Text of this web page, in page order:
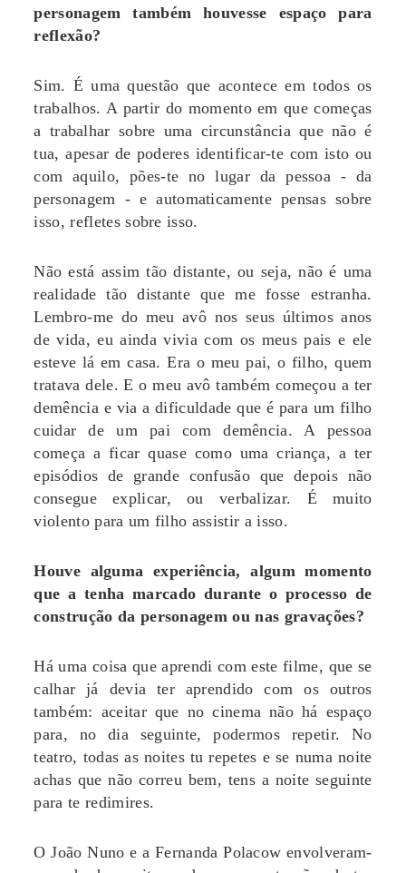
personagem também houvesse espaço para
reflexão?
Sim. É uma questão que acontece em todos os
trabalhos. A partir do momento em que começas
a trabalhar sobre uma circunstância que não é
tua, apesar de poderes identificar-te com isto ou
com aquilo, pões-te no lugar da pessoa - da
personagem - e automaticamente pensas sobre
isso, refletes sobre isso.
Não está assim tão distante, ou seja, não é uma
realidade tão distante que me fosse estranha.
Lembro-me do meu avô nos seus últimos anos
de vida, eu ainda vivia com os meus pais e ele
esteve lá em casa. Era o meu pai, o filho, quem
tratava dele. E o meu avô também começou a ter
demência e via a dificuldade que é para um filho
cuidar de um pai com demência. A pessoa
começa a ficar quase como uma criança, a ter
episódios de grande confusão que depois não
consegue explicar, ou verbalizar. É muito
violento para um filho assistir a isso.
Houve alguma experiência, algum momento
que a tenha marcado durante o processo de
construção da personagem ou nas gravações?
Há uma coisa que aprendi com este filme, que se
calhar já devia ter aprendido com os outros
também: aceitar que no cinema não há espaço
para, no dia seguinte, podermos repetir. No
teatro, todas as noites tu repetes e se numa noite
achas que não correu bem, tens a noite seguinte
para te redimires.
O João Nuno e a Fernanda Polacow envolveram-